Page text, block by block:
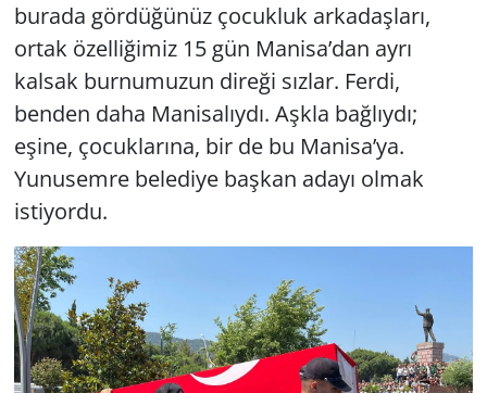
burada gördüğünüz çocukluk arkadaşları,
ortak özelliğimiz 15 gün Manisa’dan ayrı
kalsak burnumuzun direği sızlar. Ferdi,
benden daha Manisalıydı. Aşkla bağlıydı;
eşine, çocuklarına, bir de bu Manisa’ya.
Yunusemre belediye başkan adayı olmak
istiyordu.